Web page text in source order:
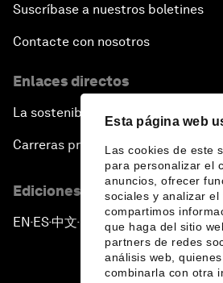
Esta página web
Las cookies de este
para personalizar el
anuncios, ofrecer
sociales y analizar el
compartimos
que haga del sitio
partners de redes
análisis web,
combinarla con otra
Suscríbase a nuestros boletines
Contacte con nosotros
Enlaces directos
La sostenibilidad en el Foro
Carreras profesionales
Ediciones en otros idiomas
EN ▪ES▪中文▪ 日本語